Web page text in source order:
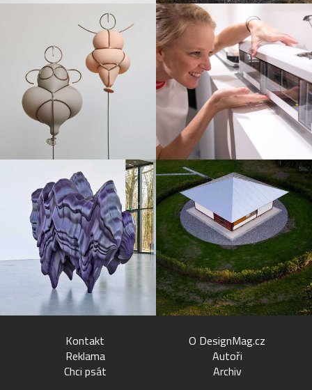
Kontakt
Reklama
Chci psát
O DesignMag.cz
Autoři
Archiv